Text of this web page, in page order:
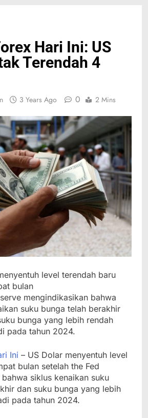
Hari Ini: US
Terendah 4
3 Years Ago 0 2 Mins
level terendah baru
bulan
mengindikasikan bahwa
suku bunga telah berakhir
bunga yang lebih rendah
pada tahun 2024.
Ini – US Dolar menyentuh level
bulan setelah the Fed
siklus kenaikan suku
dan suku bunga yang lebih
pada tahun 2024.